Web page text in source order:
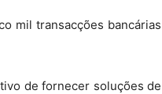
mil transacções bancárias
de fornecer soluções de